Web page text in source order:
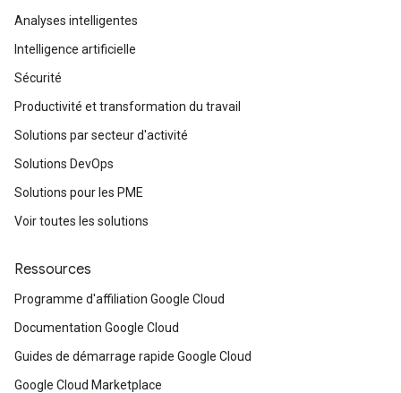
Analyses intelligentes
Intelligence artificielle
Sécurité
Productivité et transformation du travail
Solutions par secteur d'activité
Solutions DevOps
Solutions pour les PME
Voir toutes les solutions
Ressources
Programme d'affiliation Google Cloud
Documentation Google Cloud
Guides de démarrage rapide Google Cloud
Google Cloud Marketplace